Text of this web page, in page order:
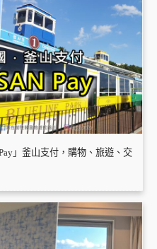
」釜山支付，購物、旅遊、交